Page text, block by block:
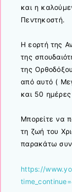
και η
Πεντηκοστή.
Η εορτή της
της
της
από αυτό (
και 50
Μπορείτε να
τη ζωή του
παρακάτω
https://